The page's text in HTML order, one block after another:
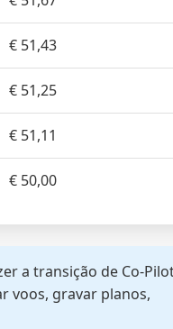
€ 51,43
€ 51,25
€ 51,11
€ 50,00
a transição de Co-
voos, gravar planos,